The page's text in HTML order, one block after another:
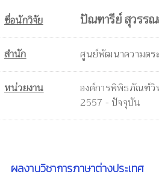
ชื่อนักวิจัย ปัณฑารีย์ สุวรร
สำนัก
ศูนย์พัฒนาความตร
หน่วยงาน
องค์การพิพิธภัณฑ์วิ
2557 - ปัจจุบัน
ผลงานวิชาการภาษาต่างประเทศ